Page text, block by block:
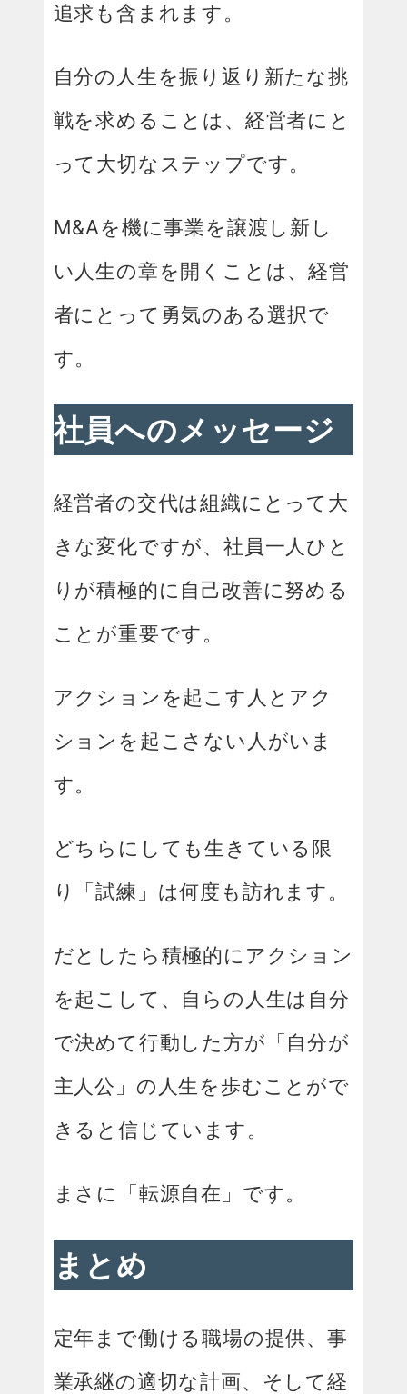
追求も含まれます。
自分の人生を振り返り新たな挑
戦を求めることは、経営者にと
って大切なステップです。
M&Aを機に事業を譲渡し新し
い人生の章を開くことは、経営
者にとって勇気のある選択で
す。
社員へのメッセージ
経営者の交代は組織にとって大
きな変化ですが、社員一人ひと
りが積極的に自己改善に努める
ことが重要です。
アクションを起こす人とアク
ションを起こさない人がいま
す。
どちらにしても生きている限
り「試練」は何度も訪れます。
だとしたら積極的にアクション
を起こして、自らの人生は自分
で決めて行動した方が「自分が
主人公」の人生を歩むことがで
きると信じています。
まさに「転源自在」です。
まとめ
定年まで働ける職場の提供、事
業承継の適切な計画、そして経